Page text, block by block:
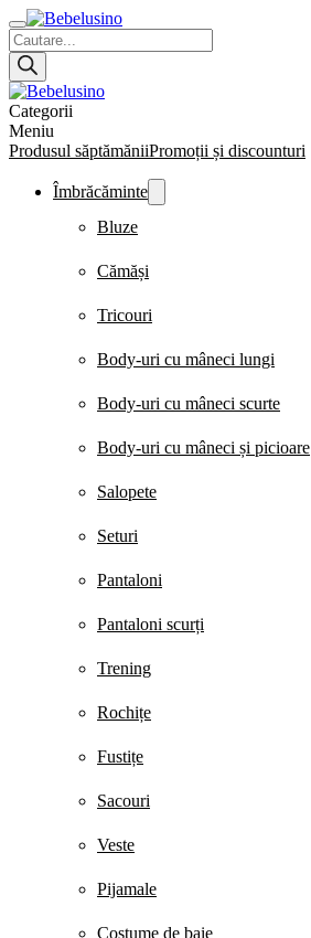
Products
search
Categorii
Meniu
Produsul săptămăniiPromoții și discounturi
Îmbrăcăminte
Bluze
Cămăși
Tricouri
Body-uri cu mâneci lungi
Body-uri cu mâneci scurte
Body-uri cu mâneci și picioare
Salopete
Seturi
Pantaloni
Pantaloni scurți
Trening
Rochițe
Fustițe
Sacouri
Veste
Pijamale
Costume de baie